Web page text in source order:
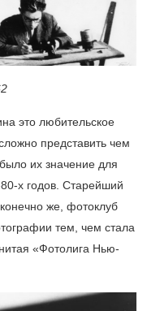
это любительское
представить чем
их значение для
х годов. Старейший
же, фотоклуб
тем, чем стала
«Фотолига Нью-